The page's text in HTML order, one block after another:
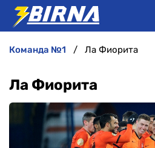
АНАЛІТИКА
ІНТЕРВ'Ю
команда №1 Ла Фиорита
Ла Фиорита